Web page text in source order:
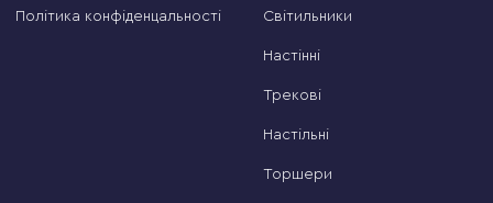
Політика конфіденцальності Світильники
Настінні
Трекові
Настільні
Торшери